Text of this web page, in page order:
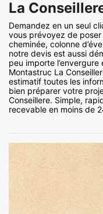
La
Demandez en un seul
vous prévoyez de
cheminée, colonne
notre devis est aussi
peu importe
Montastruc La
estimatif toutes les
bien préparer votre
Conseillere. Simple,
recevable en moins de